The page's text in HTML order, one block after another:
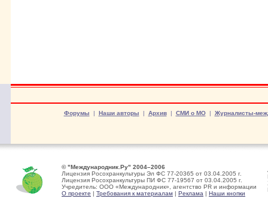
Форумы | Наши авторы | Архив| СМИ о МО| Журналисты-
© "Международник.Ру" 2004–2006
Лицензия Росохранкультуры Эл ФС 77-20365 от 03.04.2005 г.
Лицензия Росохранкультуры ПИ ФС 77-19567 от 03.04.2005 г.
Учредитель: ООО «Международник», агентство PR и информации
О проекте | Требования к материалам | Реклама | Наши кнопки